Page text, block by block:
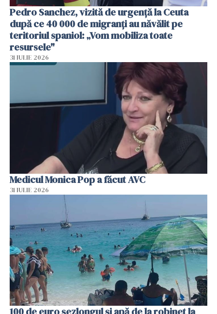
Pedro Sanchez, vizită de urgență la Ceuta
după ce 40 000 de migranți au năvălit pe
teritoriul spaniol: „Vom mobiliza toate
resursele"
31 IULIE 2026
Medicul Monica Pop a făcut AVC
31 IULIE 2026